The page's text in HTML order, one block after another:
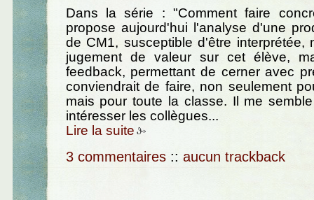
Dans la série : "Comment faire
propose aujourd'hui l'analyse d'une
de CM1, susceptible d'être interprétée,
jugement de valeur sur cet élève,
feedback, permettant de cerner avec
conviendrait de faire, non seulement
mais pour toute la classe. Il me
intéresser les collègues...
Lire la suite
3 commentaires :: aucun trackback